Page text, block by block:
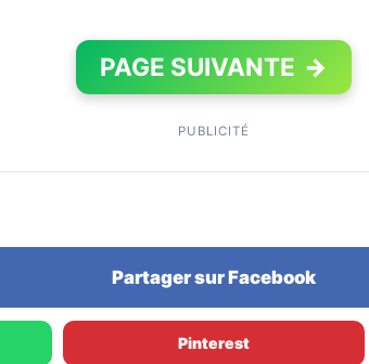
PAGE SUIVANTE →
PUBLICITÉ
Partager sur Facebook
Pinterest